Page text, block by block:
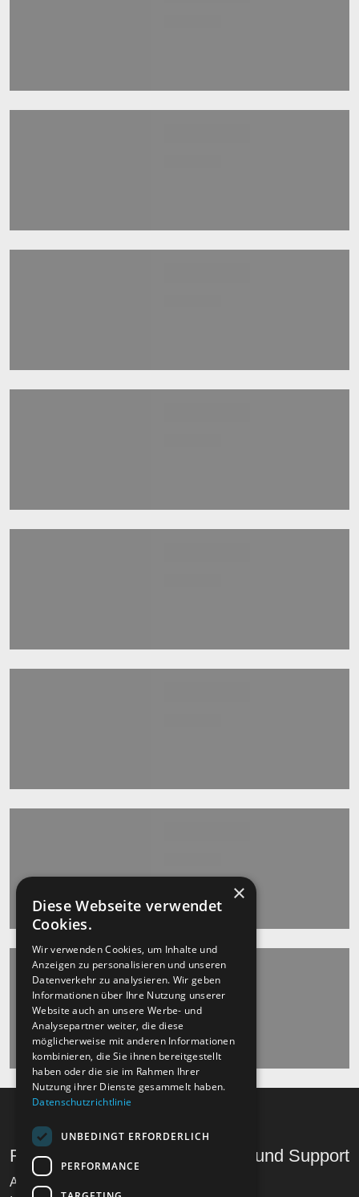
Recht und Ordnung
AGB
Hilfe und Support
×
Diese Webseite verwendet
Cookies.
Wir verwenden Cookies, um Inhalte und
Anzeigen zu personalisieren und unseren
Datenverkehr zu analysieren. Wir geben
Informationen über Ihre Nutzung unserer
Website auch an unsere Werbe- und
Analysepartner weiter, die diese
möglicherweise mit anderen Informationen
kombinieren, die Sie ihnen bereitgestellt
haben oder die sie im Rahmen Ihrer
Nutzung ihrer Dienste gesammelt haben.
Datenschutzrichtlinie
UNBEDINGT ERFORDERLICH
PERFORMANCE